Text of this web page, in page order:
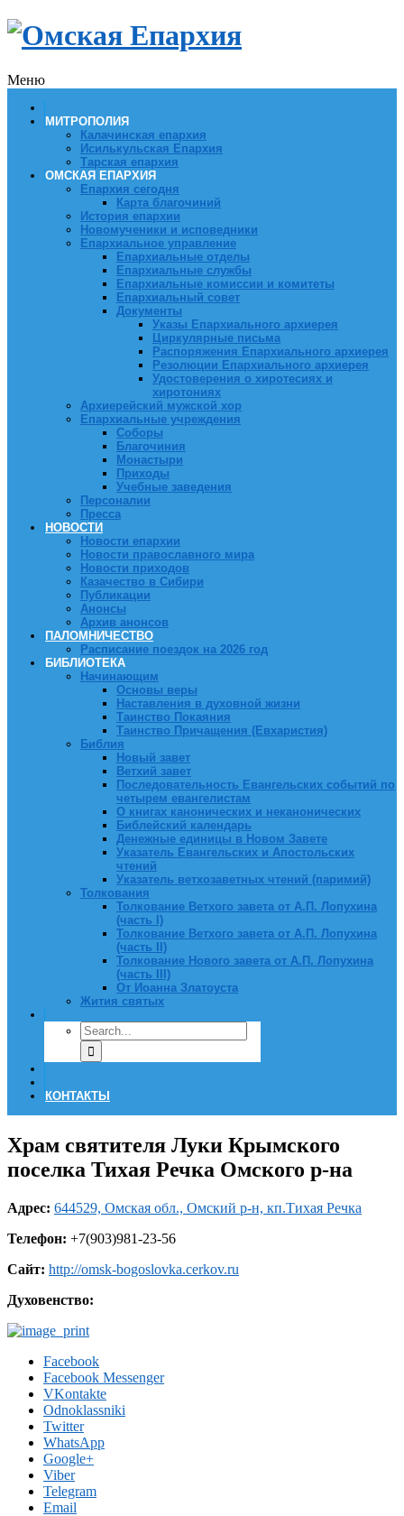
Меню
МИТРОПОЛИЯ
Калачинская епархия
Исилькульская Епархия
Тарская епархия
ОМСКАЯ ЕПАРХИЯ
Епархия сегодня
Карта благочиний
История епархии
Новомученики и исповедники
Епархиальное управление
Епархиальные отделы
Епархиальные службы
Епархиальные комиссии и комитеты
Епархиальный совет
Документы
Указы Епархиального архиерея
Циркулярные письма
Распоряжения Епархиального архиерея
Резолюции Епархиального архиерея
Удостоверения о хиротесиях и
хиротониях
Архиерейский мужской хор
Епархиальные учреждения
Соборы
Благочиния
Монастыри
Приходы
Учебные заведения
Персоналии
Пресса
НОВОСТИ
Новости епархии
Новости православного мира
Новости приходов
Казачество в Сибири
Публикации
Анонсы
Архив анонсов
ПАЛОМНИЧЕСТВО
Расписание поездок на 2026 год
БИБЛИОТЕКА
Начинающим
Основы веры
Наставления в духовной жизни
Таинство Покаяния
Таинство Причащения (Евхаристия)
Библия
Новый завет
Ветхий завет
Последовательность Евангельских событий по
четырем евангелистам
О книгах канонических и неканонических
Библейский календарь
Денежные единицы в Новом Завете
Указатель Евангельских и Апостольских
чтений
Указатель ветхозаветных чтений (паримий)
Толкования
Толкование Ветхого завета от А.П. Лопухина
(часть I)
Толкование Ветхого завета от А.П. Лопухина
(часть II)
Толкование Нового завета от А.П. Лопухина
(часть III)
От Иоанна Златоуста
Жития святых
КОНТАКТЫ
Храм святителя Луки Крымского
поселка Тихая Речка Омского р-на
Адрес: 644529, Омская обл., Омский р-н, кп.Тихая Речка
Телефон: +7(903)981-23-56
Сайт: http://omsk-bogoslovka.cerkov.ru
Духовенство:
Facebook
Facebook Messenger
VKontakte
Odnoklassniki
Twitter
WhatsApp
Google+
Viber
Telegram
Email